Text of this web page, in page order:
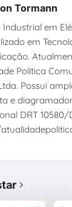
Tormann
Industrial em
em
Política
Possui
e
DRT